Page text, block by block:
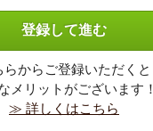
らからご登録いただくと
メリットがございます！
≫ 詳しくはこちら